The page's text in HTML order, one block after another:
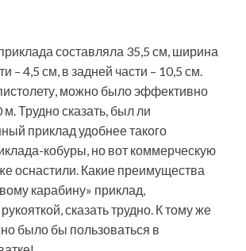
составляла 35,5 см, ширина
– 4,5 см, в задней части – 10,5 см.
можно было эффективно
м. Трудно сказать, был ли
приклад удобнее такого
кобуры, но вот коммерческую
оснастили. Какие преимущества
карабину» приклад,
сказать трудно. К тому же
было бы пользоваться в